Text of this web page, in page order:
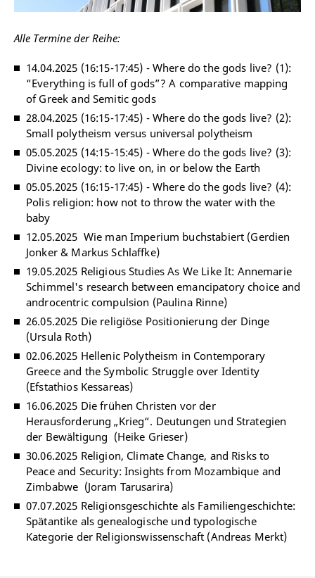
Alle Termine der Reihe:
14.04.2025 (16:15-17:45) - Where do the gods live? (1):
“Everything is full of gods”? A comparative mapping
of Greek and Semitic gods
28.04.2025 (16:15-17:45) - Where do the gods live? (2):
Small polytheism versus universal polytheism
05.05.2025 (14:15-15:45) - Where do the gods live? (3):
Divine ecology: to live on, in or below the Earth
05.05.2025 (16:15-17:45) - Where do the gods live? (4):
Polis religion: how not to throw the water with the
baby
12.05.2025 Wie man Imperium buchstabiert (Gerdien
Jonker & Markus Schlaffke)
19.05.2025 Religious Studies As We Like It: Annemarie
Schimmel's research between emancipatory choice and
androcentric compulsion (Paulina Rinne)
26.05.2025 Die religiöse Positionierung der Dinge
(Ursula Roth)
02.06.2025 Hellenic Polytheism in Contemporary
Greece and the Symbolic Struggle over Identity
(Efstathios Kessareas)
16.06.2025 Die frühen Christen vor der
Herausforderung „Krieg“. Deutungen und Strategien
der Bewältigung (Heike Grieser)
30.06.2025 Religion, Climate Change, and Risks to
Peace and Security: Insights from Mozambique and
Zimbabwe (Joram Tarusarira)
07.07.2025 Religionsgeschichte als Familiengeschichte:
Spätantike als genealogische und typologische
Kategorie der Religionswissenschaft (Andreas Merkt)